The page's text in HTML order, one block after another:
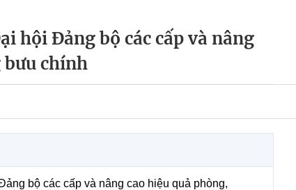
hội Đảng bộ các cấp và nâng
bưu chính
bộ các cấp và nâng cao hiệu quả phòng,